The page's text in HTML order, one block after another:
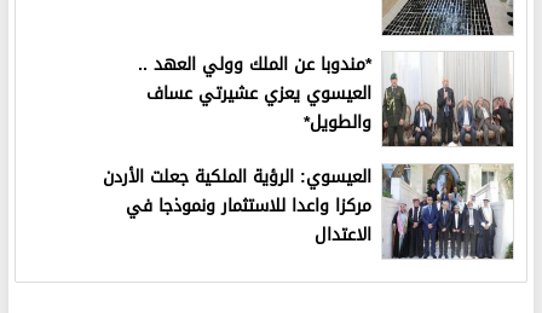
*مندوبا عن الملك وولي العهد ..
العيسوي يعزي عشيرتي عساف
والطويل*
العيسوي: الرؤية الملكية جعلت الأردن
مركزا واعدا للاستثمار ونموذجا في
الاعتدال